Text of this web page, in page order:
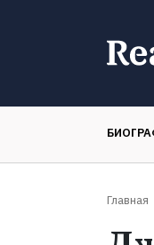
Главная